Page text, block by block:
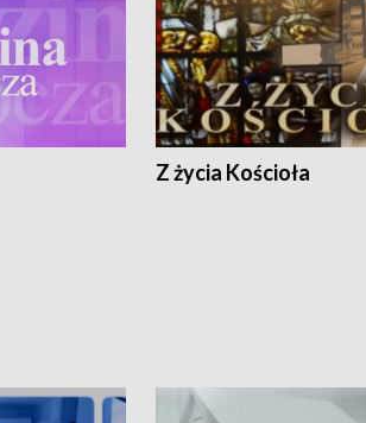
Z życia Kościoła